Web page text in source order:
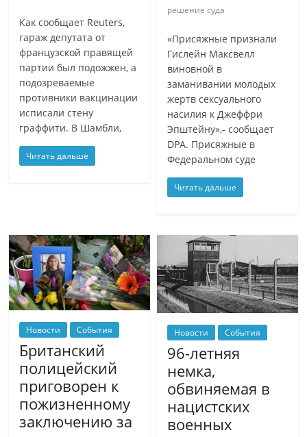
Как сообщает Reuters,
гараж депутата от
французской правящей
партии был подожжен, а
подозреваемые
противники вакцинации
исписали стену
граффити. В Шамбли,
Читать дальше
решение суда
«Присяжные признали
Гислейн Максвелл
виновной в
заманивании молодых
жертв сексуального
насилия к Джеффри
Эпштейну»,- сообщает
DPA. Присяжные в
Федеральном суде
Читать дальше
Новости События
Британский
полицейский
приговорен к
пожизненному
заключению за
Новости События
96-летняя
немка,
обвиняемая в
нацистских
военных